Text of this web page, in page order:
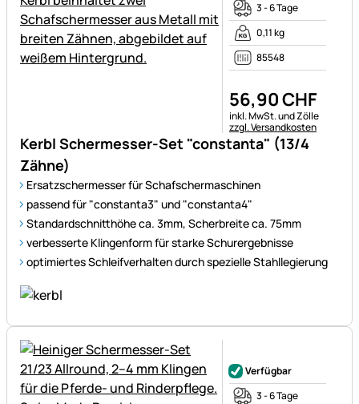
Kerbl Schermesser-Set "constanta" (13/4
Zähne)
Ersatzschermesser für Schafschermaschinen
passend für "constanta3" und "constanta4"
Standardschnitthöhe ca. 3mm, Scherbreite ca. 75mm
verbesserte Klingenform für starke Schurergebnisse
optimiertes Schleifverhalten durch spezielle Stahllegierung
3 - 6 Tage
0,11 kg
85548
56,90CHF
Steuerhinweis:
inkl. MwSt. und Zölle
zzgl. Versandkosten
Verfügbar
3 - 6 Tage